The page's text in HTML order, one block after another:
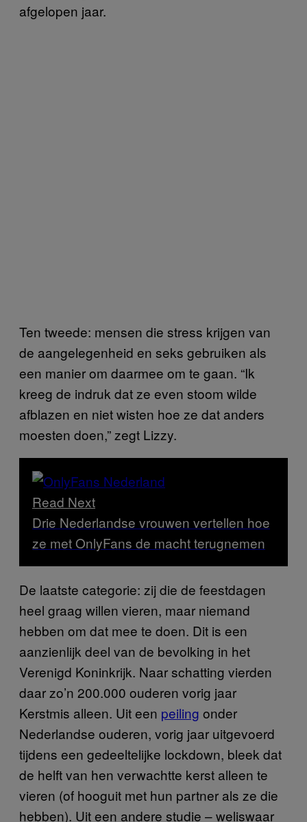
afgelopen jaar.
Ten tweede: mensen die stress krijgen van
de aangelegenheid en seks gebruiken als
een manier om daarmee om te gaan. “Ik
kreeg de indruk dat ze even stoom wilde
afblazen en niet wisten hoe ze dat anders
moesten doen,” zegt Lizzy.
Read Next
Drie Nederlandse vrouwen vertellen hoe
ze met OnlyFans de macht terugnemen
De laatste categorie: zij die de feestdagen
heel graag willen vieren, maar niemand
hebben om dat mee te doen. Dit is een
aanzienlijk deel van de bevolking in het
Verenigd Koninkrijk. Naar schatting vierden
daar zo’n 200.000 ouderen vorig jaar
Kerstmis alleen. Uit een peiling onder
Nederlandse ouderen, vorig jaar uitgevoerd
tijdens een gedeeltelijke lockdown, bleek dat
de helft van hen verwachtte kerst alleen te
vieren (of hooguit met hun partner als ze die
hebben). Uit een andere studie – weliswaar